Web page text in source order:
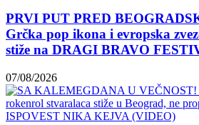
PRVI PUT PRED
Grčka pop ikona i evropska
stiže na DRAGI BRAVO
07/08/2026